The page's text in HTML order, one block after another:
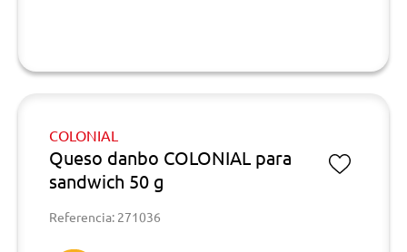
COLONIAL
Queso danbo COLONIAL para
sandwich 50 g
Referencia: 271036